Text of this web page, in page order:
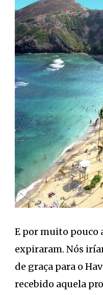
E por muito pouco
expiraram. Nós
de graça para o
recebido aquela